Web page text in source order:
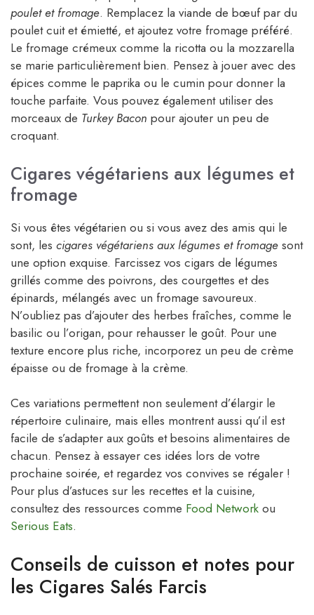
poulet et fromage. Remplacez la viande de bœuf par du
poulet cuit et émietté, et ajoutez votre fromage préféré.
Le fromage crémeux comme la ricotta ou la mozzarella
se marie particulièrement bien. Pensez à jouer avec des
épices comme le paprika ou le cumin pour donner la
touche parfaite. Vous pouvez également utiliser des
morceaux de Turkey Bacon pour ajouter un peu de
croquant.
Cigares végétariens aux légumes et
fromage
Si vous êtes végétarien ou si vous avez des amis qui le
sont, les cigares végétariens aux légumes et fromage sont
une option exquise. Farcissez vos cigars de légumes
grillés comme des poivrons, des courgettes et des
épinards, mélangés avec un fromage savoureux.
N’oubliez pas d’ajouter des herbes fraîches, comme le
basilic ou l’origan, pour rehausser le goût. Pour une
texture encore plus riche, incorporez un peu de crème
épaisse ou de fromage à la crème.
Ces variations permettent non seulement d’élargir le
répertoire culinaire, mais elles montrent aussi qu’il est
facile de s’adapter aux goûts et besoins alimentaires de
chacun. Pensez à essayer ces idées lors de votre
prochaine soirée, et regardez vos convives se régaler !
Pour plus d’astuces sur les recettes et la cuisine,
consultez des ressources comme Food Network ou
Serious Eats.
Conseils de cuisson et notes pour
les Cigares Salés Farcis